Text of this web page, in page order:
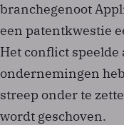
branchegenoot
een patentkwestie
Het conflict speelde
ondernemingen
streep onder te
wordt geschoven.